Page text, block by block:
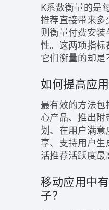
K系数衡量的是
推荐直接带来
则衡量付费安
性。这两项指标
它们衡量的却
如何提高应
最有效的方法
心产品、推出
划、在用户满
享、支持用户
活推荐活跃度
移动应用中
子？